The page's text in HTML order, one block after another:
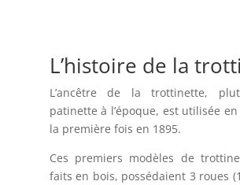
L’histoire de la
L’ancêtre de la trottinette,
patinette à l’époque, est utilisée
la première fois en 1895.
Ces premiers modèles de
faits en bois, possédaient 3 roues